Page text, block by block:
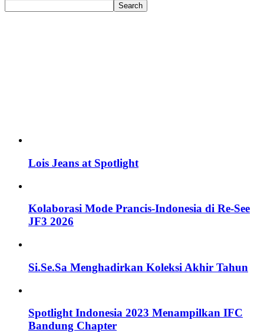
Search
Lois Jeans at Spotlight
Kolaborasi Mode Prancis-Indonesia di Re-See
JF3 2026
Si.Se.Sa Menghadirkan Koleksi Akhir Tahun
Spotlight Indonesia 2023 Menampilkan IFC
Bandung Chapter